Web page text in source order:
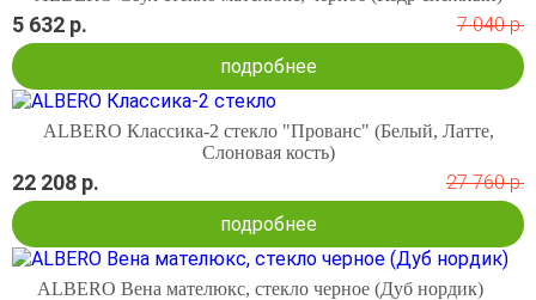
5 632 р.
7 040 р.
подробнее
ALBERO Классика-2 стекло "Прованс" (Белый, Латте,
Слоновая кость)
22 208 р.
27 760 р.
подробнее
ALBERO Вена мателюкс, стекло черное (Дуб нордик)